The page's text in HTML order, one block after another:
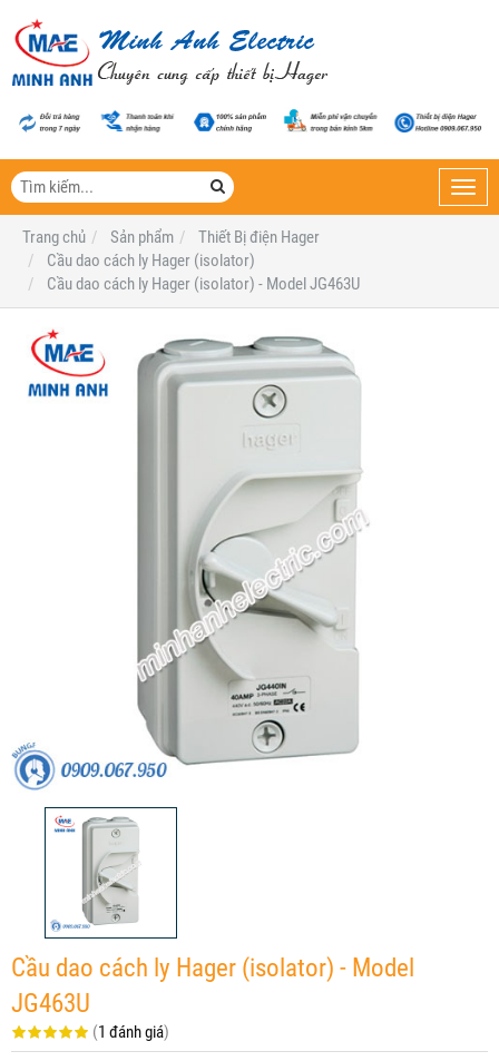
Trang chủ
Sản phẩm
Thiết Bị điện Hager
Cầu dao cách ly Hager (isolator)
Cầu dao cách ly Hager (isolator) - Model JG463U
Cầu dao cách ly Hager (isolator) - Model
JG463U
(1 đánh giá)